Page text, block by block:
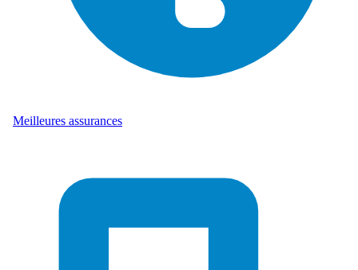
Meilleures assurances